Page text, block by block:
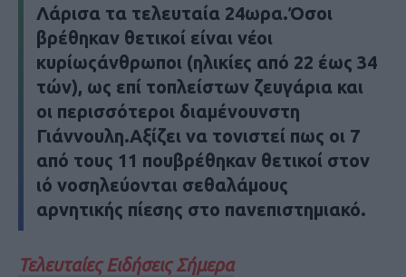
Λάρισα τα τελευταία 24ωρα.Όσοι
βρέθηκαν θετικοί είναι νέοι
κυρίωςάνθρωποι (ηλικίες από 22 έως 34
τών), ως επί τοπλείστων ζευγάρια και
οι περισσότεροι διαμένουνστη
Γιάννουλη.Αξίζει να τονιστεί πως οι 7
από τους 11 πουβρέθηκαν θετικοί στον
ιό νοσηλεύονται σεθαλάμους
αρνητικής πίεσης στο πανεπιστημιακό.
Τελευταίες Ειδήσεις Σήμερα